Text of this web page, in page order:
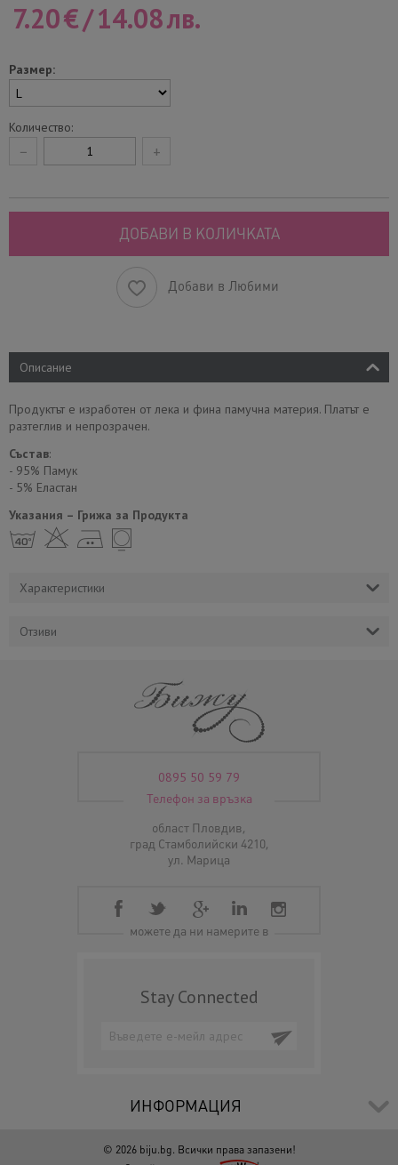
7.20€/14.08лв.
Размер:
Количество:
+
−
ДОБАВИ В КОЛИЧКАТА
Добави в Любими
Описание
Продуктът е изработен от лека и фина памучна материя. Платът е
разтеглив и непрозрачен.
Състав:
- 95% Памук
- 5% Еластан
Указания – Грижа за Продукта
h H E Y
Характеристики
Отзиви
0895 50 59 79
Телефон за връзка
област Пловдив,
град Стамболийски 4210,
ул. Марица
можете да ни намерите в
Stay Connected
ИНФОРМАЦИЯ
© 2026 biju.bg. Всички права запазени!